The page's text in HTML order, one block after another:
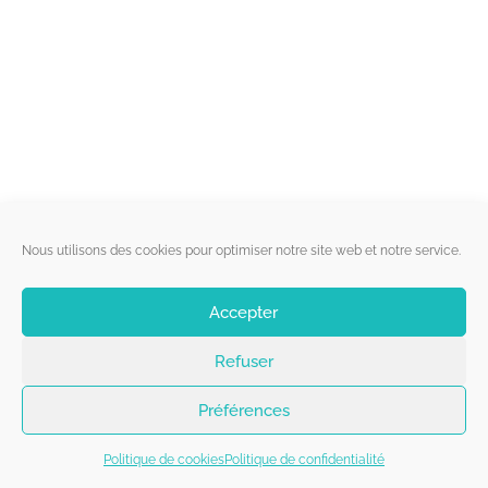
Nous utilisons des cookies pour optimiser notre site web et notre service.
Accepter
Refuser
Préférences
Politique de cookiesPolitique de confidentialité
Liens utiles
Qui sommes-nous ?
Politique de cookies
Copyright 2026 - Belgorage